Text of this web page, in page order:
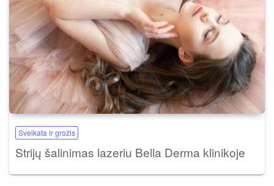
Sveikata ir grožis
Strijų šalinimas lazeriu Bella Derma klinikoje